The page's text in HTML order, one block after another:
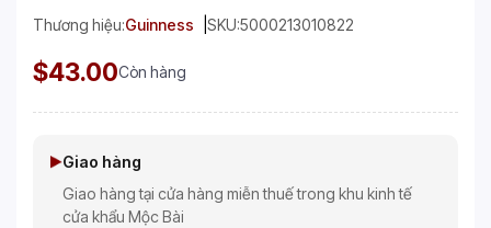
Thương hiệu:Guinness SKU:5000213010822
$43.00Còn hàng
Giao hàng
Giao hàng tại cửa hàng miễn thuế trong khu kinh tế
cửa khẩu Mộc Bài